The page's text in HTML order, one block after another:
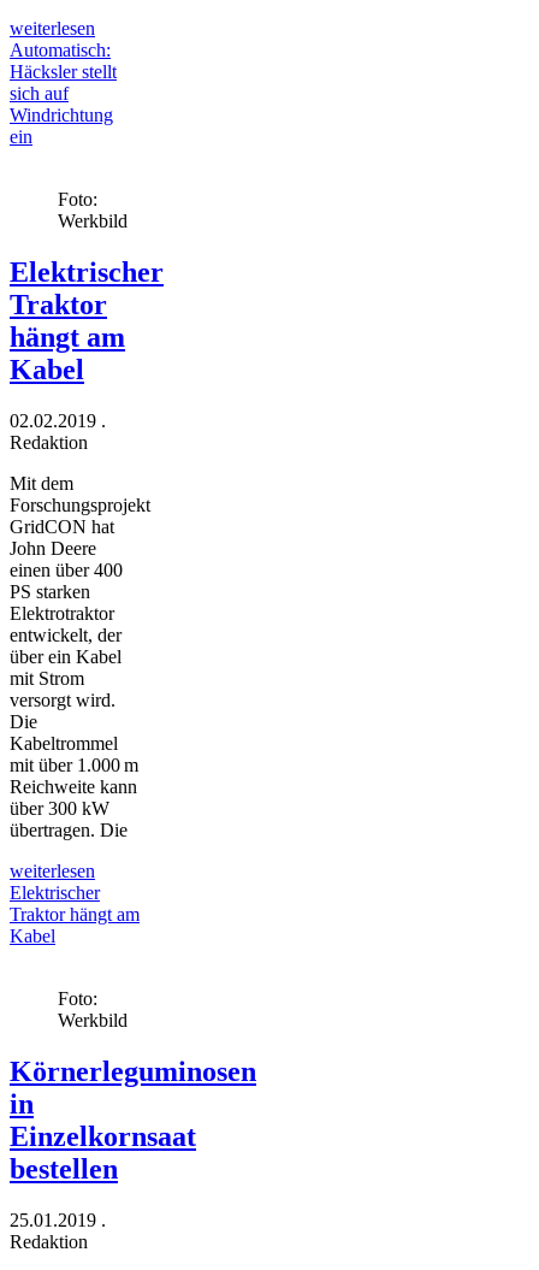
weiterlesen
Automatisch:
Häcksler stellt
sich auf
Windrichtung
ein
Foto:
Werkbild
Elektrischer
Traktor
hängt am
Kabel
02.02.2019 .
Redaktion
Mit dem
Forschungsprojekt
­GridCON hat
John Deere
einen über 400
PS starken
Elektrotraktor
entwickelt, der
über ein Kabel
mit Strom
versorgt wird.
Die
Kabeltrommel
mit über 1.000 m
Reichweite kann
über 300 kW
übertragen. Die
weiterlesen
Elektrischer
Traktor hängt am
Kabel
Foto:
Werkbild
Körnerleguminosen
in
Einzelkornsaat
bestellen
25.01.2019 .
Redaktion